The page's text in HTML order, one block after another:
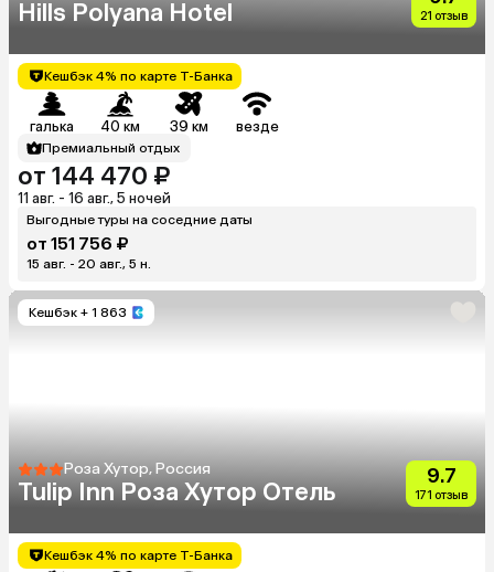
Hills Polyana Hotel 21 отзыв
Кешбэк 4% по карте Т-Банка
галька 40 км 39 км везде
Премиальный отдых
от 144 470 ₽
11 авг. - 16 авг., 5 ночей
Выгодные туры на соседние даты
от 151 756 ₽
15 авг. - 20 авг., 5 н.
Кешбэк + 1 863
Роза Хутор, Россия
Tulip Inn Роза Хутор Отель
9.7
171 отзыв
Кешбэк 4% по карте Т-Банка